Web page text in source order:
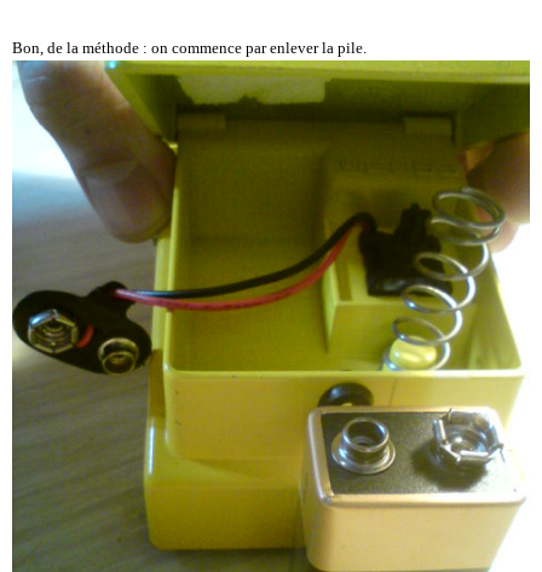
Bon, de la méthode : on commence par enlever la pile.